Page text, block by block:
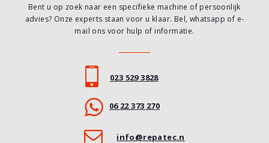
Bent u op zoek naar een specifieke machine of persoonlijk
advies? Onze experts staan voor u klaar. Bel, whatsapp of e-
mail ons voor hulp of informatie.
023 529 3828
06 22 373 270
info@repatec.n